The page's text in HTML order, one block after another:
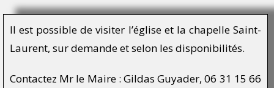
Il est possible de visiter l’église et la chapelle Saint-
Laurent, sur demande et selon les disponibilités.
Contactez Mr le Maire : Gildas Guyader, 06 31 15 66